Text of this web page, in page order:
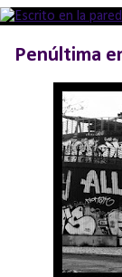
Penúltima